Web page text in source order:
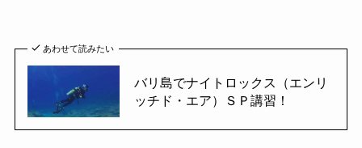
あわせて読みたい
バリ島でナイトロックス（エンリ
ッチド・エア）ＳＰ講習！